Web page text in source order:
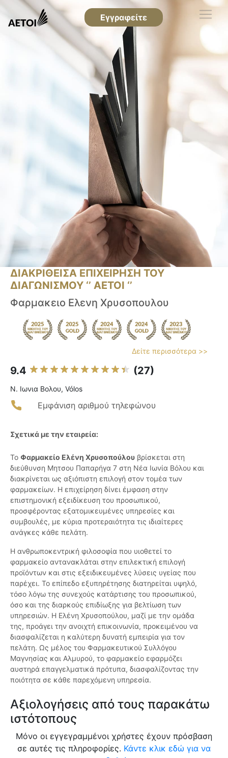
Εγγραφείτε
ΔΙΑΚΡΙΘΕΙΣΑ ΕΠΙΧΕΙΡΗΣΗ ΤΟΥ
ΔΙΑΓΩΝΙΣΜΟΥ ‘’ ΑΕΤΟΙ ‘’
Φαρμακειο Ελενη Χρυσοπουλου
Δείτε περισσότερα >>
9.4 (27)
Ν. Ιωνια Βολου, Vólos
Εμφάνιση αριθμού τηλεφώνου
Σχετικά με την εταιρεία:
Το Φαρμακείο Ελένη Χρυσοπούλου βρίσκεται στη
διεύθυνση Μητσου Παπαρήγα 7 στη Νέα Ιωνία Βόλου και
διακρίνεται ως αξιόπιστη επιλογή στον τομέα των
φαρμακείων. Η επιχείρηση δίνει έμφαση στην
επιστημονική εξειδίκευση του προσωπικού,
προσφέροντας εξατομικευμένες υπηρεσίες και
συμβουλές, με κύρια προτεραιότητα τις ιδιαίτερες
ανάγκες κάθε πελάτη.
Η ανθρωποκεντρική φιλοσοφία που υιοθετεί το
φαρμακείο αντανακλάται στην επιλεκτική επιλογή
προϊόντων και στις εξειδικευμένες λύσεις υγείας που
παρέχει. Το επίπεδο εξυπηρέτησης διατηρείται υψηλό,
τόσο λόγω της συνεχούς κατάρτισης του προσωπικού,
όσο και της διαρκούς επιδίωξης για βελτίωση των
υπηρεσιών. Η Ελένη Χρυσοπούλου, μαζί με την ομάδα
της, προάγει την ανοιχτή επικοινωνία, προκειμένου να
διασφαλίζεται η καλύτερη δυνατή εμπειρία για τον
πελάτη. Ως μέλος του Φαρμακευτικού Συλλόγου
Μαγνησίας και Αλμυρού, το φαρμακείο εφαρμόζει
αυστηρά επαγγελματικά πρότυπα, διασφαλίζοντας την
ποιότητα σε κάθε παρεχόμενη υπηρεσία.
Αξιολογήσεις από τους παρακάτω
ιστότοπους
Μόνο οι εγγεγραμμένοι χρήστες έχουν πρόσβαση
σε αυτές τις πληροφορίες. Κάντε κλικ εδώ για να